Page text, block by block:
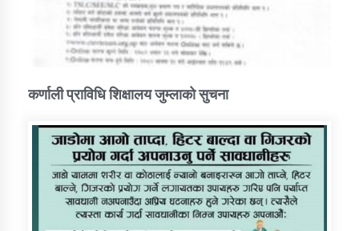
कर्णाली प्राविधि शिक्षालय जुम्लाको सुचना